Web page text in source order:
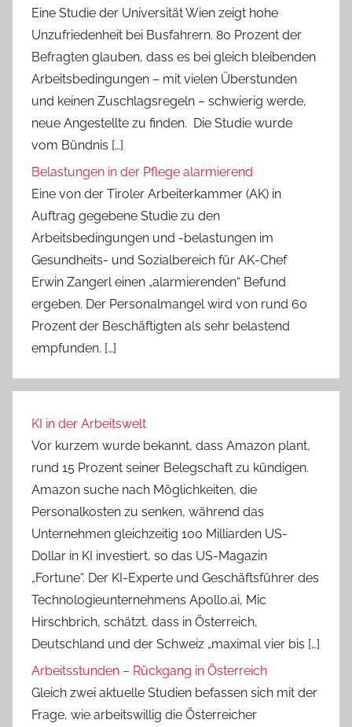
Eine Studie der Universität Wien zeigt hohe
Unzufriedenheit bei Busfahrern. 80 Prozent der
Befragten glauben, dass es bei gleich bleibenden
Arbeitsbedingungen – mit vielen Überstunden
und keinen Zuschlagsregeln – schwierig werde,
neue Angestellte zu finden. Die Studie wurde
vom Bündnis […]
Belastungen in der Pflege alarmierend
Eine von der Tiroler Arbeiterkammer (AK) in
Auftrag gegebene Studie zu den
Arbeitsbedingungen und -belastungen im
Gesundheits- und Sozialbereich für AK-Chef
Erwin Zangerl einen „alarmierenden“ Befund
ergeben. Der Personalmangel wird von rund 60
Prozent der Beschäftigten als sehr belastend
empfunden. […]
KI in der Arbeitswelt
Vor kurzem wurde bekannt, dass Amazon plant,
rund 15 Prozent seiner Belegschaft zu kündigen.
Amazon suche nach Möglichkeiten, die
Personalkosten zu senken, während das
Unternehmen gleichzeitig 100 Milliarden US-
Dollar in KI investiert, so das US-Magazin
„Fortune“. Der KI-Experte und Geschäftsführer des
Technologieunternehmens Apollo.ai, Mic
Hirschbrich, schätzt, dass in Österreich,
Deutschland und der Schweiz „maximal vier bis […]
Arbeitsstunden – Rückgang in Österreich
Gleich zwei aktuelle Studien befassen sich mit der
Frage, wie arbeitswillig die Österreicher